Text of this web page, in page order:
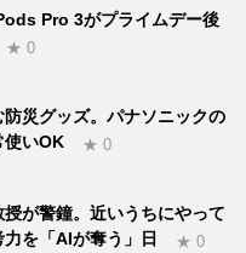
Pro 3がプライムデー後
★ 0
防災グッズ。パナソニックの
使いOK
★ 0
が警鐘。近いうちにやって
を「AIが奪う」日
★ 0